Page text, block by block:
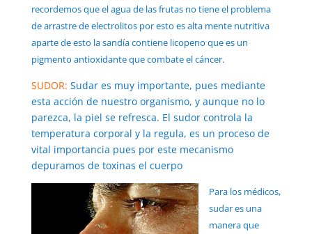
recordemos que el agua de las frutas no tiene el problema
de arrastre de electrolitos por esto es alta mente nutritiva
aparte de esto la sandía contiene licopeno que es un
pigmento antioxidante que combate el cáncer.
SUDOR: Sudar es muy importante, pues mediante
esta acción de nuestro organismo, y aunque no lo
parezca, la piel se refresca. El sudor controla la
temperatura corporal y la regula, es un proceso de
vital importancia pues por este mecanismo
depuramos de toxinas el cuerpo
Para los médicos,
sudar es una
manera que